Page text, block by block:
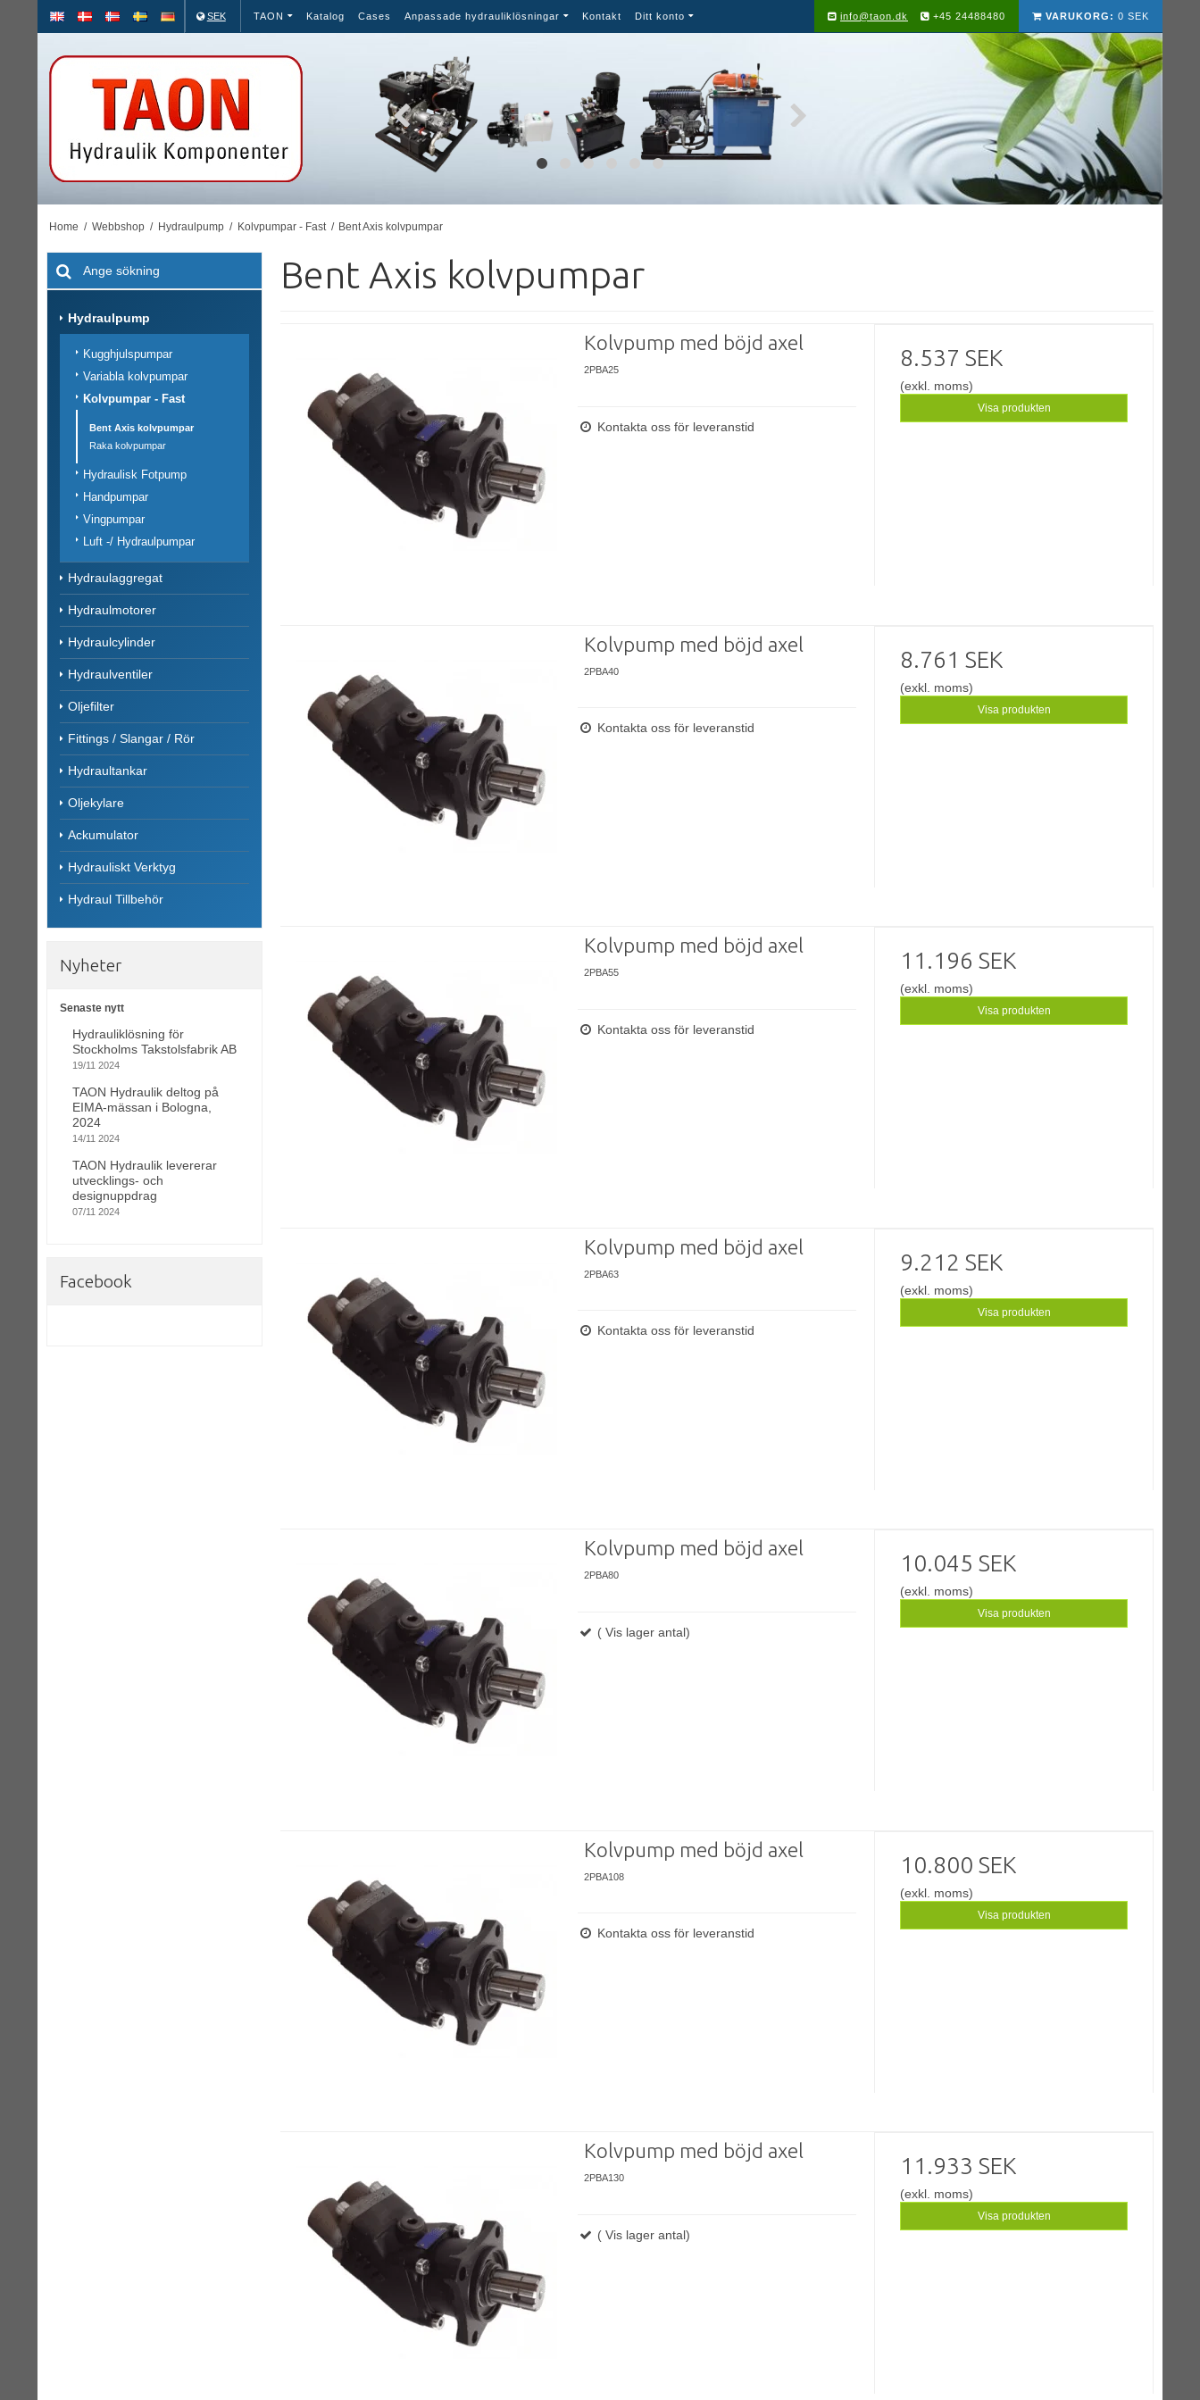
SEK TAON Katalog Cases Anpassade hydrauliklösningar Kontakt Ditt konto VARUKORG: 0 SEK
info@taon.dk +45 24488480
Home / Webbshop / Hydraulpump / Kolvpumpar - Fast / Bent Axis kolvpumpar
Hydraulpump
Kugghjulspumpar
Variabla kolvpumpar
Kolvpumpar - Fast
Bent Axis kolvpumpar
Raka kolvpumpar
Hydraulisk Fotpump
Handpumpar
Vingpumpar
Luft -/ Hydraulpumpar
Hydraulaggregat
Hydraulmotorer
Hydraulcylinder
Hydraulventiler
Oljefilter
Fittings / Slangar / Rör
Hydraultankar
Oljekylare
Ackumulator
Hydrauliskt Verktyg
Hydraul Tillbehör
Nyheter
Senaste nytt
Hydrauliklösning för
Stockholms Takstolsfabrik AB
19/11 2024
TAON Hydraulik deltog på
EIMA-mässan i Bologna,
2024
14/11 2024
TAON Hydraulik levererar
utvecklings- och
designuppdrag
07/11 2024
Facebook
Bent Axis kolvpumpar
Kolvpump med böjd axel
2PBA25
Kontakta oss för leveranstid
8.537 SEK
(exkl. moms)
Visa produkten
Kolvpump med böjd axel
2PBA40
Kontakta oss för leveranstid
8.761 SEK
(exkl. moms)
Visa produkten
Kolvpump med böjd axel
2PBA55
Kontakta oss för leveranstid
11.196 SEK
(exkl. moms)
Visa produkten
Kolvpump med böjd axel
2PBA63
Kontakta oss för leveranstid
9.212 SEK
(exkl. moms)
Visa produkten
Kolvpump med böjd axel
2PBA80
( Vis lager antal)
10.045 SEK
(exkl. moms)
Visa produkten
Kolvpump med böjd axel
2PBA108
Kontakta oss för leveranstid
10.800 SEK
(exkl. moms)
Visa produkten
Kolvpump med böjd axel
2PBA130
( Vis lager antal)
11.933 SEK
(exkl. moms)
Visa produkten